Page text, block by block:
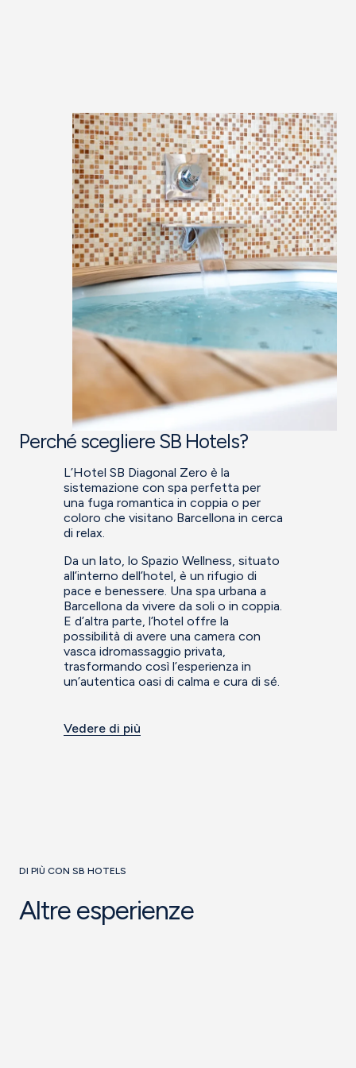
Perché scegliere SB Hotels?
L’Hotel SB Diagonal Zero è la
sistemazione con spa perfetta per
una fuga romantica in coppia o per
coloro che visitano Barcellona in cerca
di relax.
Da un lato, lo Spazio Wellness, situato
all’interno dell’hotel, è un rifugio di
pace e benessere. Una spa urbana a
Barcellona da vivere da soli o in coppia.
E d’altra parte, l’hotel offre la
possibilità di avere una camera con
vasca idromassaggio privata,
trasformando così l’esperienza in
un’autentica oasi di calma e cura di sé.
Vedere di più
DI PIÙ CON SB HOTELS
Altre esperienze